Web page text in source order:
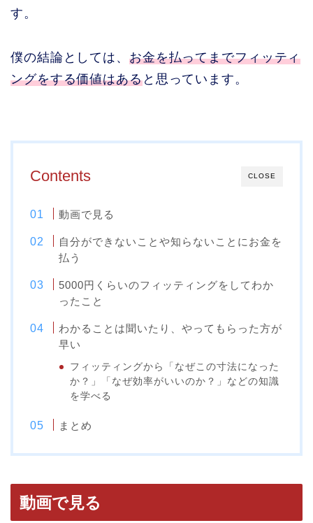
す。
僕の結論としては、 お金を払ってまでフィッティ
ングをする価値はあると思っています。
CLOSE
Contents
動画で見る
自分ができないことや知らないことにお金を
払う
5000円くらいのフィッティングをしてわか
ったこと
わかることは聞いたり、やってもらった方が
早い
フィッティングから「なぜこの寸法になった
か？」「なぜ効率がいいのか？」などの知識
を学べる
まとめ
動画で見る